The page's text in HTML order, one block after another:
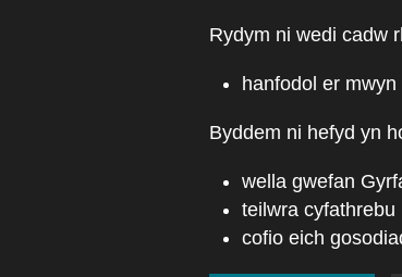
Rydym ni wedi cadw
hanfodol er
Byddem ni hefyd yn
wella gwefan
teilwra cyfathrebu
cofio eich